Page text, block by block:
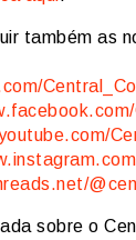
também as
sobre o